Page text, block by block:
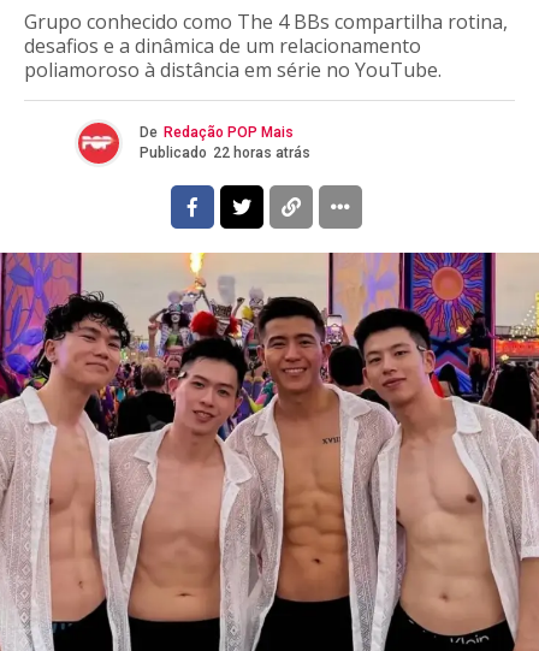
Grupo conhecido como The 4 BBs compartilha rotina,
desafios e a dinâmica de um relacionamento
poliamoroso à distância em série no YouTube.
De Redação POP Mais
Publicado 22 horas atrás
Flipboard
Reddit
Pinterest
Whatsapp
Email